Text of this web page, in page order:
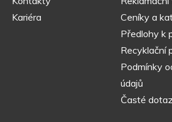
Kariéra
Ceníky a
Předlohy k
Recyklační
Podmínky
údajů
Časté